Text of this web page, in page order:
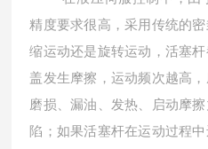
精度要求很高，采用传统的
缩运动还是旋转运动，活塞
盖发生摩擦，运动频次越高
磨损、漏油、发热、启动摩
陷；如果活塞杆在运动过程